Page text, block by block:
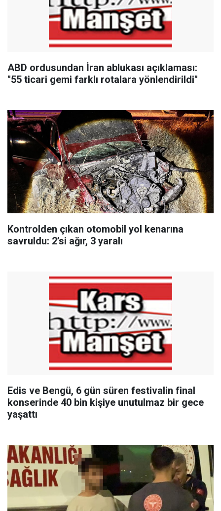
ABD ordusundan İran ablukası açıklaması:
"55 ticari gemi farklı rotalara yönlendirildi"
Kontrolden çıkan otomobil yol kenarına
savruldu: 2’si ağır, 3 yaralı
Edis ve Bengü, 6 gün süren festivalin final
konserinde 40 bin kişiye unutulmaz bir gece
yaşattı